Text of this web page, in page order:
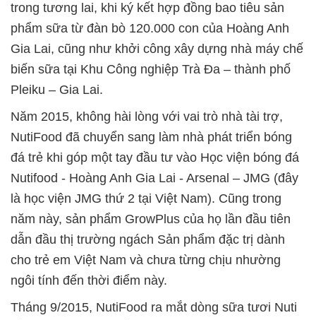
trong tương lai, khi ký kết hợp đồng bao tiêu sản
phẩm sữa từ đàn bò 120.000 con của Hoàng Anh
Gia Lai, cũng như khởi công xây dựng nhà máy chế
biến sữa tại Khu Công nghiệp Trà Đa – thành phố
Pleiku – Gia Lai.
Năm 2015, không hài lòng với vai trò nhà tài trợ,
NutiFood đã chuyển sang làm nhà phát triển bóng
đá trẻ khi góp một tay đầu tư vào Học viện bóng đá
Nutifood - Hoàng Anh Gia Lai - Arsenal – JMG (đây
là học viện JMG thứ 2 tại Việt Nam). Cũng trong
năm này, sản phẩm GrowPlus của họ lần đầu tiên
dẫn đầu thị trường ngách Sản phẩm đặc trị dành
cho trẻ em Việt Nam và chưa từng chịu nhường
ngôi tính đến thời điểm này.
Tháng 9/2015, NutiFood ra mắt dòng sữa tươi Nuti